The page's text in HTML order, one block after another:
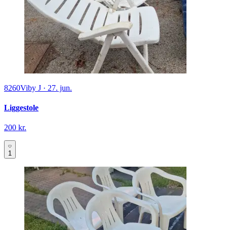
8260Viby J · 27. jun.
Liggestole
200 kr.
1